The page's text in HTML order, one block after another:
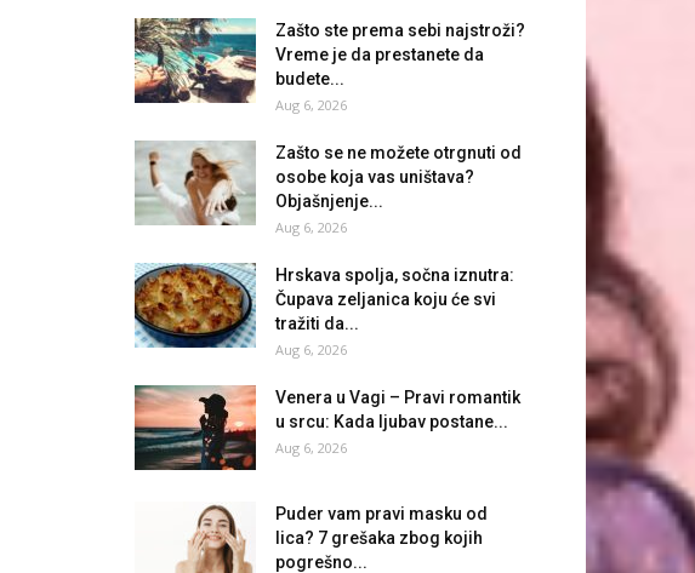
Zašto ste prema sebi najstroži?
Vreme je da prestanete da
budete...
Aug 6, 2026
Zašto se ne možete otrgnuti od
osobe koja vas uništava?
Objašnjenje...
Aug 6, 2026
Hrskava spolja, sočna iznutra:
Čupava zeljanica koju će svi
tražiti da...
Aug 6, 2026
Venera u Vagi – Pravi romantik
u srcu: Kada ljubav postane...
Aug 6, 2026
Puder vam pravi masku od
lica? 7 grešaka zbog kojih
pogrešno...